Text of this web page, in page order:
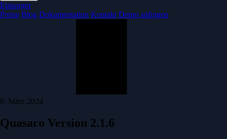
Entsorger
Preise Blog Dokumentation Kontakt Demo anfragen
8. März 2024
Quasaro Version 2.1.6